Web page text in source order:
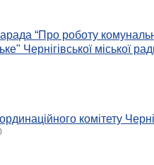
“Про роботу
Чернігівської міської
комітету